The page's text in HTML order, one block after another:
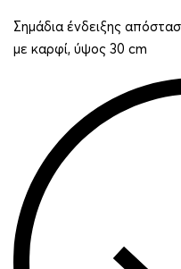
Σημάδια ένδειξης
με καρφί, ύψος 30 cm